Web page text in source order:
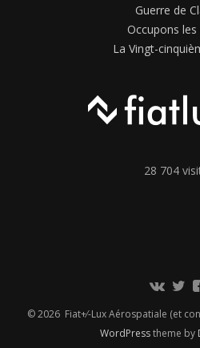
Guerre de
Occupons les
La Vingt-
28 704
© 2026 Fiat+⁄-Lux Aérospatiale (et
WordPresstheme by